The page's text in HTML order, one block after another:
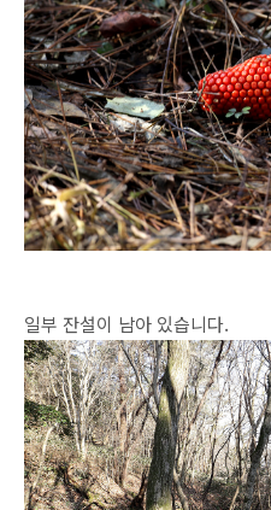
일부 잔설이 남아 있습니다.